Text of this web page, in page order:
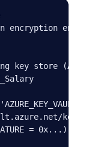
encryption
key store (AKV
keys/
= 0x...)